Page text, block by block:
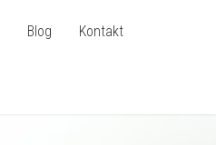
Blog Kontakt